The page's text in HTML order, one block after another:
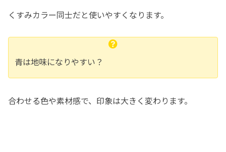
くすみカラー同士だと使いやすくなります。
青は地味になりやすい？
合わせる色や素材感で、印象は大きく変わります。